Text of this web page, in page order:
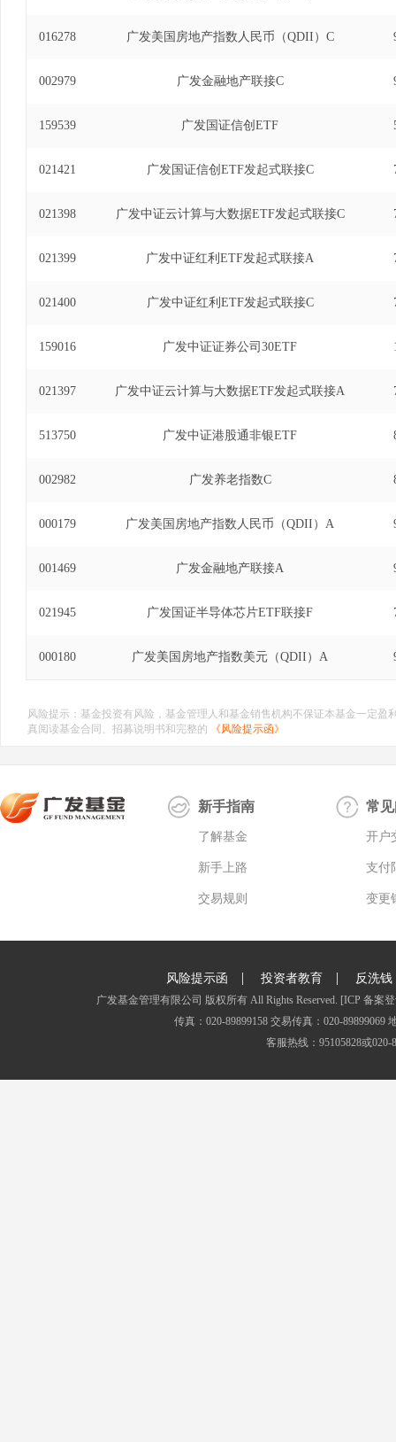
016278 广发美国房地产指数人民币（QDII）C
002979 广发金融地产联接C
159539 广发国证信创ETF
021421 广发国证信创ETF发起式联接C
021398 广发中证云计算与大数据ETF发起式联接C
021399 广发中证红利ETF发起式联接A
021400 广发中证红利ETF发起式联接C
159016 广发中证证券公司30ETF
021397 广发中证云计算与大数据ETF发起式联接A
513750 广发中证港股通非银ETF
002982 广发养老指数C
000179 广发美国房地产指数人民币（QDII）A
001469 广发金融地产联接A
021945 广发国证半导体芯片ETF联接F
000180 广发美国房地产指数美元（QDII）A
风险提示：基金投资有风险，基金管理人和基金销售机构不保证本基金一定
真阅读基金合同、招募说明书和完整的
《风险提示函》
新手指南
了解基金
新手上路
交易规则
常
开户
支付
变更
风险提示函 | 投资者教育 | 反洗钱
广发基金管理有限公司 版权所有 All Rights Reserved. [ICP 备案
传真：020-89899158 交易传真：020-
客服热线：95105828或020-